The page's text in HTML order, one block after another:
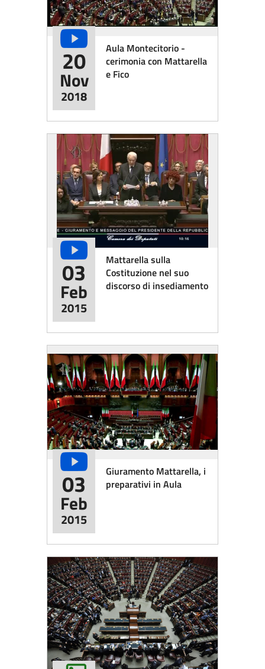
Aula Montecitorio -
cerimonia con Mattarella
e Fico
20
Nov
2018
Mattarella sulla
Costituzione nel suo
discorso di insediamento
03
Feb
2015
Giuramento Mattarella, i
preparativi in Aula
03
Feb
2015